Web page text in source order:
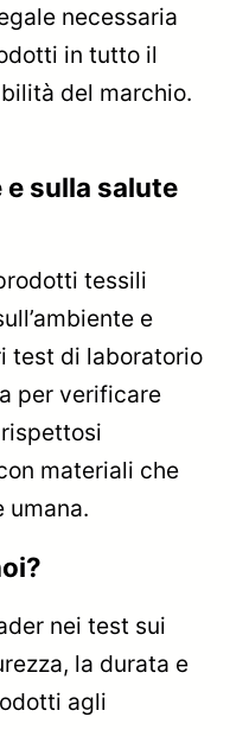
necessaria
in tutto il
del marchio.
e sulla salute
tessili
e
test di laboratorio
per verificare
materiali che
umana.
nei test sui
la durata e
agli